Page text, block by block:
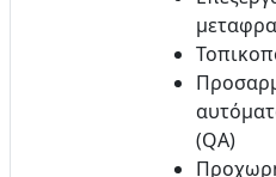
(QA)